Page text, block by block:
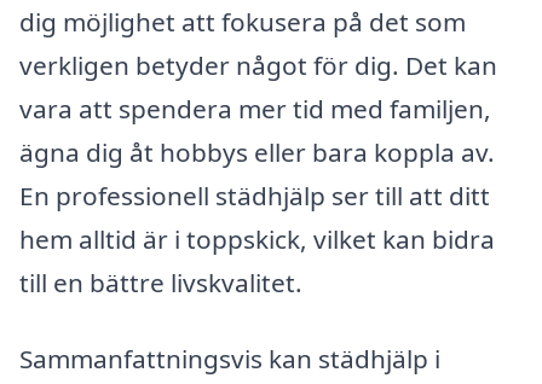
dig möjlighet att fokusera på det som
verkligen betyder något för dig. Det kan
vara att spendera mer tid med familjen,
ägna dig åt hobbys eller bara koppla av.
En professionell städhjälp ser till att ditt
hem alltid är i toppskick, vilket kan bidra
till en bättre livskvalitet.
Sammanfattningsvis kan städhjälp i